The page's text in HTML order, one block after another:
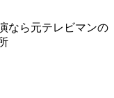
なら元テレビマンの